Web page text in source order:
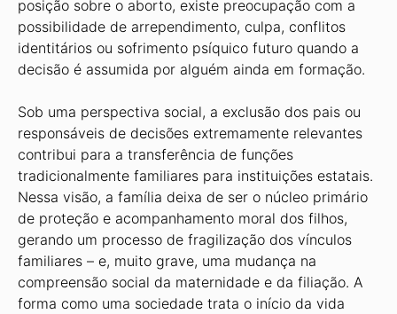
posição sobre o aborto, existe preocupação com a
possibilidade de arrependimento, culpa, conflitos
identitários ou sofrimento psíquico futuro quando a
decisão é assumida por alguém ainda em formação.
Sob uma perspectiva social, a exclusão dos pais ou
responsáveis de decisões extremamente relevantes
contribui para a transferência de funções
tradicionalmente familiares para instituições estatais.
Nessa visão, a família deixa de ser o núcleo primário
de proteção e acompanhamento moral dos filhos,
gerando um processo de fragilização dos vínculos
familiares – e, muito grave, uma mudança na
compreensão social da maternidade e da filiação. A
forma como uma sociedade trata o início da vida